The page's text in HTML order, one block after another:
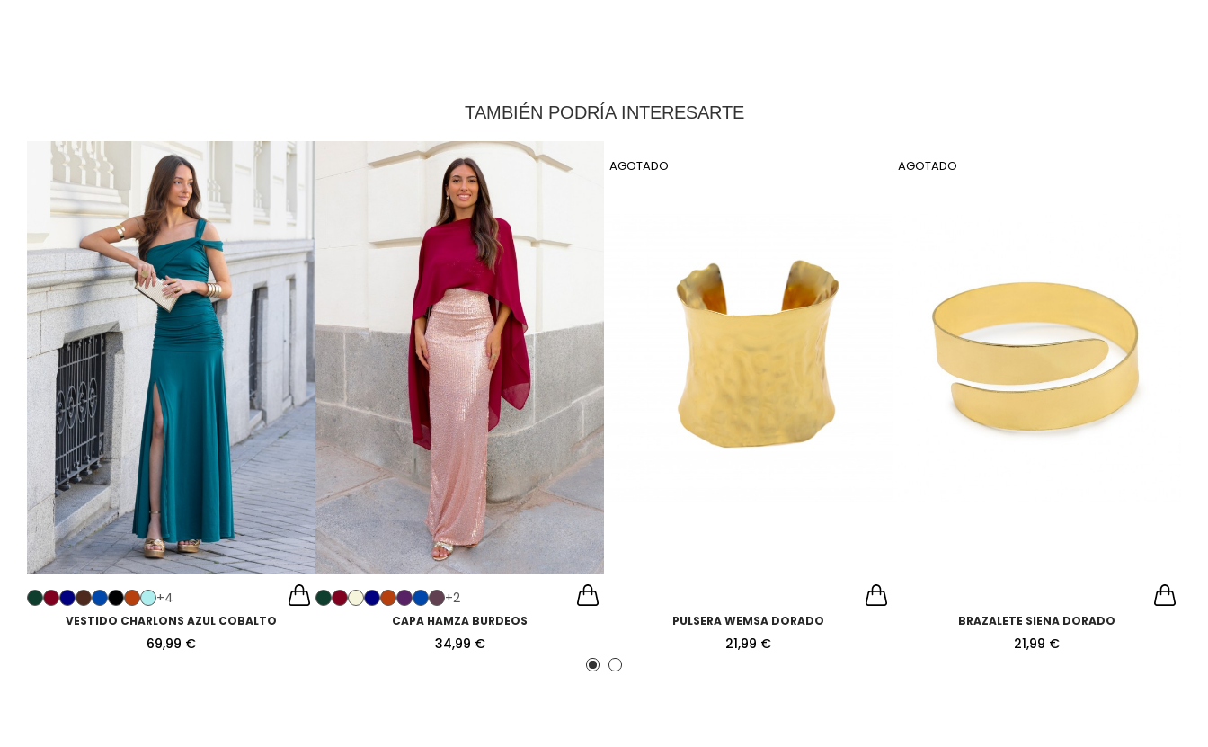
TAMBIÉN PODRÍA INTERESARTE
+4
VESTIDO CHARLONS AZUL COBALTO
69,99 €
+2
CAPA HAMZA BURDEOS
34,99 €
AGOTADO
PULSERA WEMSA DORADO
21,99 €
AGOTADO
BRAZALETE SIENA DORADO
21,99 €